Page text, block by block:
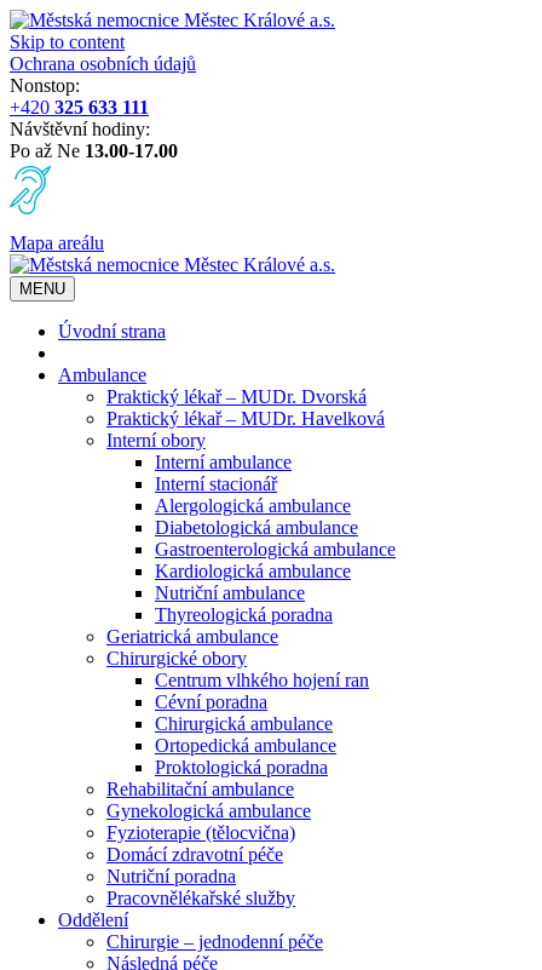
Skip to content
Ochrana osobních údajů
Nonstop:
+420 325 633 111
Návštěvní hodiny:
Po až Ne 13.00-17.00
Mapa areálu
MENU
Úvodní strana
Ambulance
Praktický lékař – MUDr. Dvorská
Praktický lékař – MUDr. Havelková
Interní obory
Interní ambulance
Interní stacionář
Alergologická ambulance
Diabetologická ambulance
Gastroenterologická ambulance
Kardiologická ambulance
Nutriční ambulance
Thyreologická poradna
Geriatrická ambulance
Chirurgické obory
Centrum vlhkého hojení ran
Cévní poradna
Chirurgická ambulance
Ortopedická ambulance
Proktologická poradna
Rehabilitační ambulance
Gynekologická ambulance
Fyzioterapie (tělocvična)
Domácí zdravotní péče
Nutriční poradna
Pracovnělékařské služby
Oddělení
Chirurgie – jednodenní péče
Následná péče